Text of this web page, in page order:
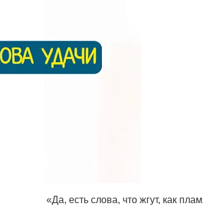
«Да, есть слова, что жгут, как